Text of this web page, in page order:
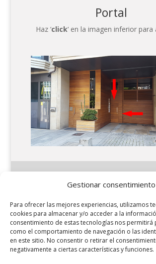
Gestionar consentimiento
Para ofrecer las mejores experiencias, utilizamos
cookies para almacenar y/o acceder a la
consentimiento de estas tecnologías nos
como el comportamiento de navegación o las
en este sitio. No consentir o retirar el
negativamente a ciertas características y funciones.
Portal
Haz ‘click‘ en la imagen inferior
Aviso Legal
Política de privacidad
Política de cookies
Formas de pago y devoluciones